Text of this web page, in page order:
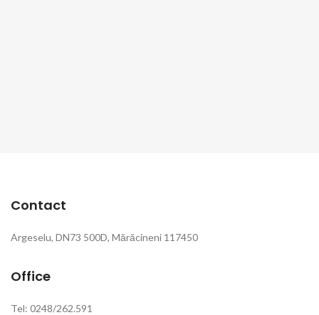
Contact
Argeselu, DN73 500D, Mărăcineni 117450
Office
Tel: 0248/262.591